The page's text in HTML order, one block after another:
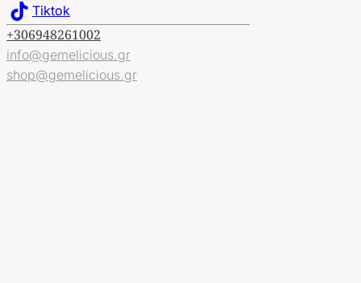
Tiktok
+306948261002
info@gemelicious.gr
shop@gemelicious.gr